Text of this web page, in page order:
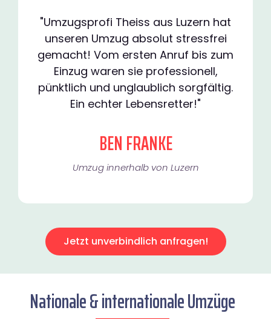
"Umzugsprofi Theiss aus Luzern hat
unseren Umzug absolut stressfrei
gemacht! Vom ersten Anruf bis zum
Einzug waren sie professionell,
pünktlich und unglaublich sorgfältig.
Ein echter Lebensretter!"
BEN FRANKE
Umzug innerhalb von Luzern​
Jetzt unverbindlich anfragen!
Nationale & internationale Umzüge